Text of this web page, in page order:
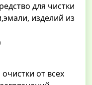
для чистки
изделий из
от всех